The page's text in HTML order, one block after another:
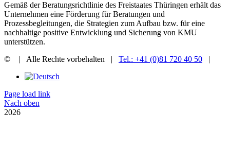
Gemäß der Beratungsrichtlinie des Freistaates Thüringen erhält das
Unternehmen eine Förderung für Beratungen und
Prozessbegleitungen, die Strategien zum Aufbau bzw. für eine
nachhaltige positive Entwicklung und Sicherung von KMU
unterstützen.
©
| Alle Rechte vorbehalten | Tel.: +41 (0)81 720 40 50 |
Page load link
Nach oben
2026